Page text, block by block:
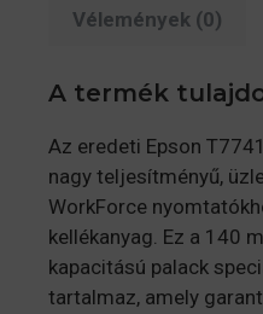
Vélemények (0)
A termék
Az eredeti Epson
nagy teljesítményű,
WorkForce
kellékanyag. Ez a 140
kapacitású palack
tartalmaz, amely